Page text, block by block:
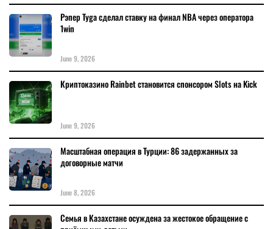
Рэпер Tyga сделал ставку на финал NBA через оператора
1win
June 9, 2026
Криптоказино Rainbet становится спонсором Slots на Kick
June 9, 2026
Масштабная операция в Турции: 86 задержанных за
договорные матчи
June 8, 2026
Семья в Казахстане осуждена за жестокое обращение с